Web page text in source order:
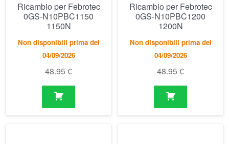
Ricambio per Febrotec
0GS-N10PBC1150
1150N
Non disponibili prima del
04/09/2026
48.95 €
Ricambio per Febrotec
0GS-N10PBC1200
1200N
Non disponibili prima del
04/09/2026
48.95 €